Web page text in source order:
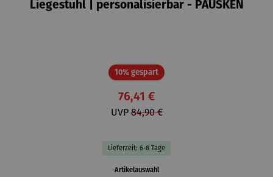
Liegestuhl | personalisierbar - PÄUSKEN
10% gespartRabatt
76,41 €
UVP84,90 €
Lieferzeit: 6-8 Tage
Artikelauswahlauswählen